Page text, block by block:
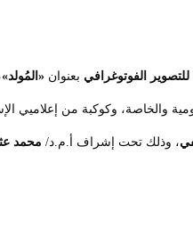
الفوتوغرافي بعنوان «المُولد»
والخاصة، وكوكبة من إعلاميي
، وذلك تحت إشراف أ.م.د/ محمد